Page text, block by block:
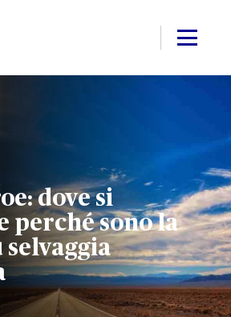
dove si
perché sono la
selvaggia